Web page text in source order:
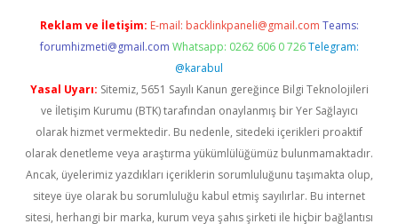
Reklam ve İletişim: E-mail: backlinkpaneli@gmail.com Teams:
forumhizmeti@gmail.com Whatsapp: 0262 606 0 726 Telegram:
@karabul
Yasal Uyarı: Sitemiz, 5651 Sayılı Kanun gereğince Bilgi Teknolojileri
ve İletişim Kurumu (BTK) tarafından onaylanmış bir Yer Sağlayıcı
olarak hizmet vermektedir. Bu nedenle, sitedeki içerikleri proaktif
olarak denetleme veya araştırma yükümlülüğümüz bulunmamaktadır.
Ancak, üyelerimiz yazdıkları içeriklerin sorumluluğunu taşımakta olup,
siteye üye olarak bu sorumluluğu kabul etmiş sayılırlar. Bu internet
sitesi, herhangi bir marka, kurum veya şahıs şirketi ile hiçbir bağlantısı